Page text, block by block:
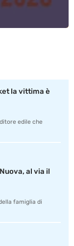
la vittima è
edile che
al via il
famiglia di